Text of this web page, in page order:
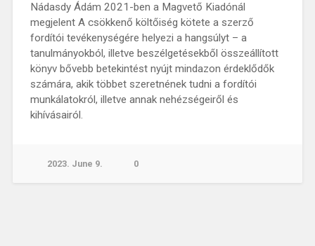
Nádasdy Ádám 2021-ben a Magvető Kiadónál
megjelent A csökkenő költőiség kötete a szerző
fordítói tevékenységére helyezi a hangsúlyt – a
tanulmányokból, illetve beszélgetésekből összeállított
könyv bővebb betekintést nyújt mindazon érdeklődők
számára, akik többet szeretnének tudni a fordítói
munkálatokról, illetve annak nehézségeiről és
kihívásairól.
2023. June 9. 0